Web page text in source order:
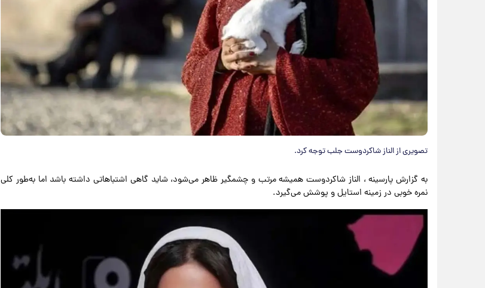
تصویری از الناز شاکردوست جلب توجه کرد.
به گزارش پارسینه ، الناز شاکردوست همیشه مرتب و چشمگیر ظاهر می‌شود، شاید گاهی اشتباهاتی داشته باشد اما به‌طور کلی
نمره خوبی در زمینه استایل و پوشش می‌گیرد.